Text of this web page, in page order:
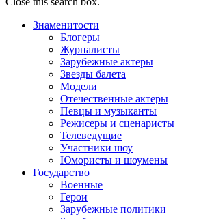
Знаменитости
Блогеры
Журналисты
Зарубежные актеры
Звезды балета
Модели
Отечественные актеры
Певцы и музыканты
Режисеры и сценаристы
Телеведущие
Участники шоу
Юмористы и шоумены
Государство
Военные
Герои
Зарубежные политики